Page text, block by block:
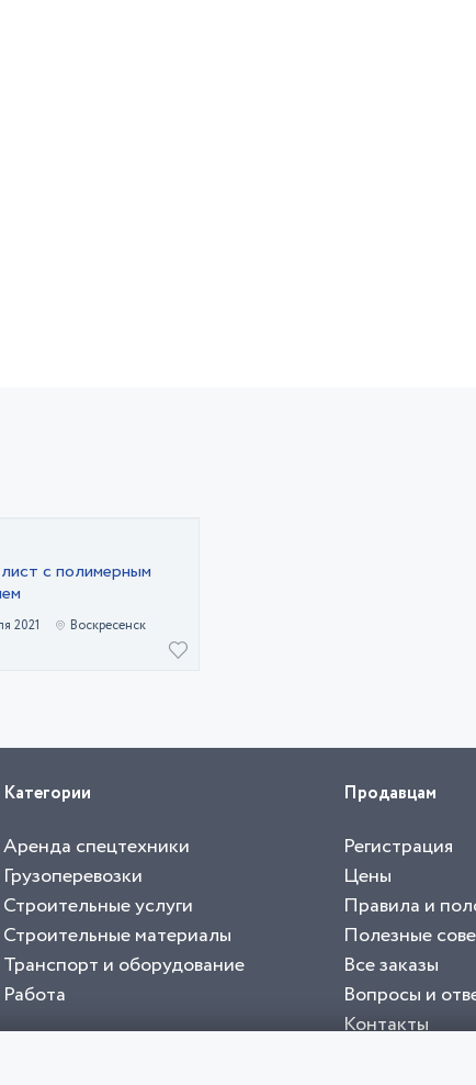
с полимерным
2021 Воскресенск
Категории
Аренда спецтехники
Грузоперевозки
Строительные услуги
Строительные материалы
Транспорт и оборудование
Работа
Продавцам
Регистрация
Цены
Правила и
Полезные
Все заказы
Вопросы и
Контакты